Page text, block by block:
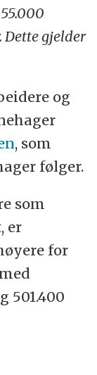
Dette gjelder
og
, som
følger.
som
er
for
501.400